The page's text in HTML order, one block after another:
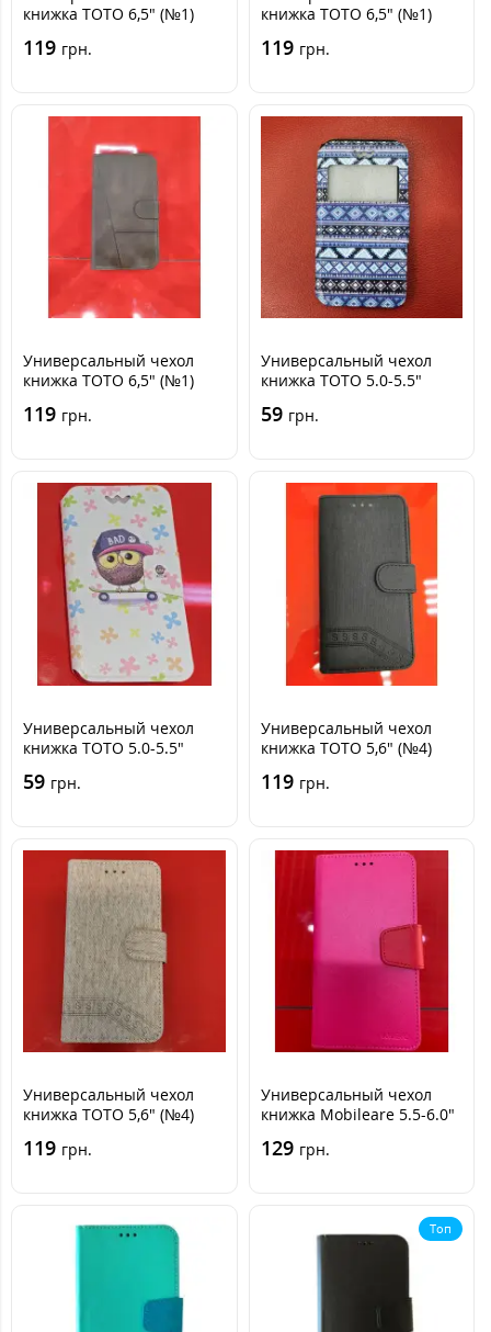
книжка TOTO 6,5" (№1)
119 грн.
книжка TOTO 6,5" (№1)
119 грн.
Универсальный чехол
книжка TOTO 6,5" (№1)
119 грн.
Универсальный чехол
книжка TOTO 5.0-5.5"
59 грн.
Универсальный чехол
книжка TOTO 5.0-5.5"
59 грн.
Универсальный чехол
книжка TOTO 5,6" (№4)
119 грн.
Универсальный чехол
книжка TOTO 5,6" (№4)
119 грн.
Универсальный чехол
книжка Mobileare 5.5-6.0"
129 грн.
Топ